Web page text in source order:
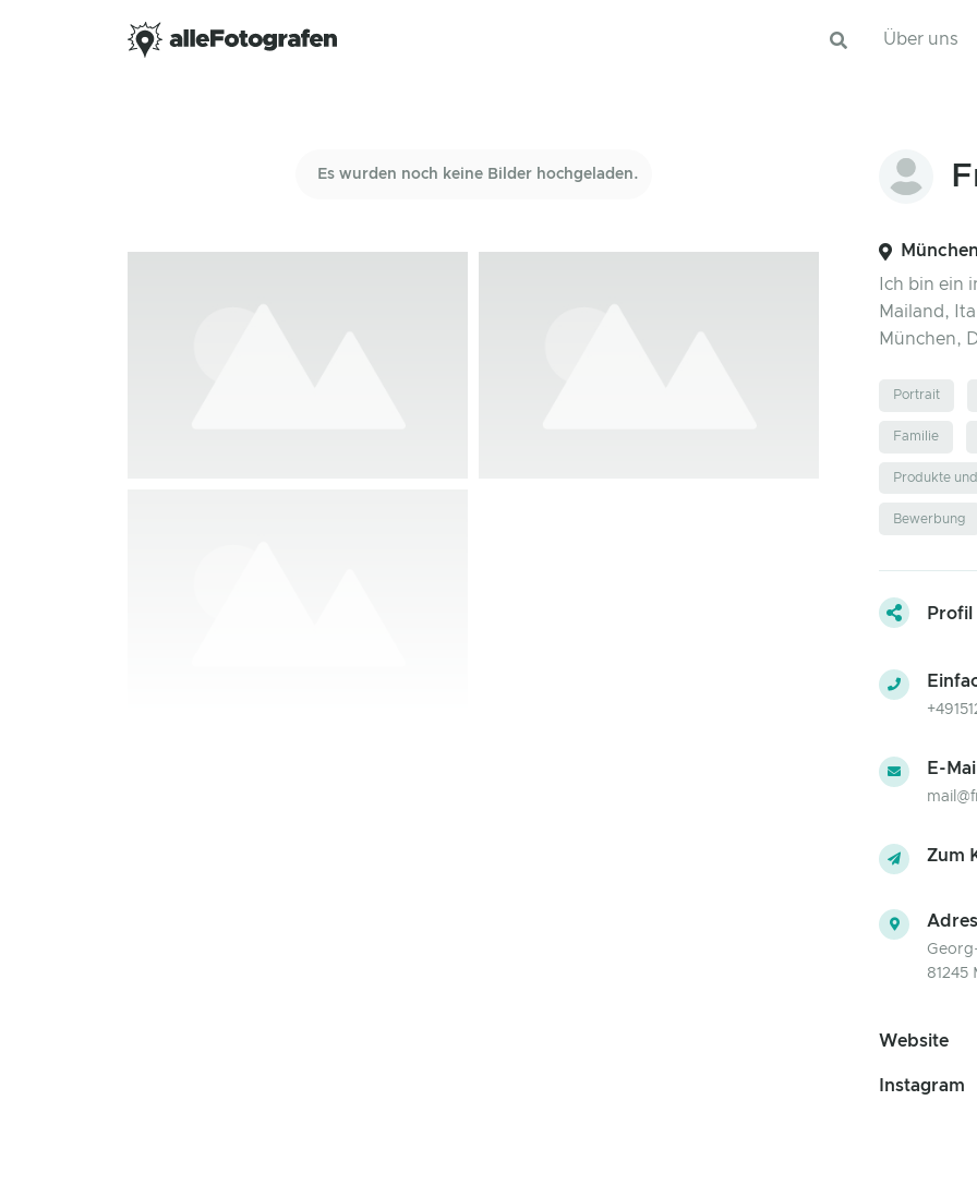
Über uns
Es wurden noch keine Bilder hochgeladen.
Ich bin ein
Mailand,
München,
Portrait
Familie
Produkte
Bewerbung
Profil
E-
Zum
81245
Website
Instagram